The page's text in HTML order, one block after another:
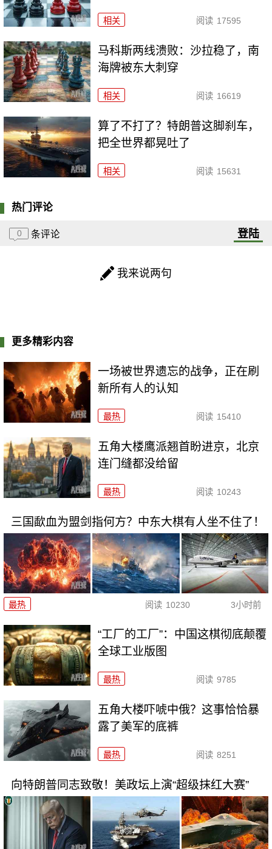
相关 阅读 17595
马科斯两线溃败：沙拉稳了，南
海牌被东大刺穿
相关 阅读 16619
算了不打了？特朗普这脚刹车，
把全世界都晃吐了
相关 阅读 15631
热门评论
0 条评论 登陆
我来说两句
更多精彩内容
一场被世界遗忘的战争，正在刷
新所有人的认知
最热 阅读 15410
五角大楼鹰派翘首盼进京，北京
连门缝都没给留
最热 阅读 10243
三国歃血为盟剑指何方？中东大棋有人坐不住了！
最热 阅读 10230 3小时前
“工厂的工厂”：中国这棋彻底颠覆
全球工业版图
最热 阅读 9785
五角大楼吓唬中俄？这事恰恰暴
露了美军的底裤
最热 阅读 8251
向特朗普同志致敬！美政坛上演“超级抹红大赛”